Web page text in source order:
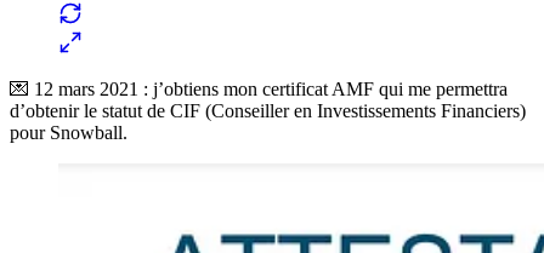
💌 12 mars 2021 : j’obtiens mon certificat AMF qui me permettra
d’obtenir le statut de CIF (Conseiller en Investissements Financiers)
pour Snowball.